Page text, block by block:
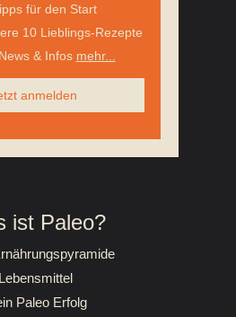
für den Start
10 Lieblings-Rezepte
& Infos mehr...
anmelden
ist Paleo?
Lebensmittel
Paleo Erfolg